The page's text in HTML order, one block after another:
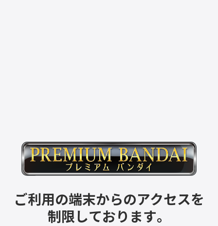
ご利用の端末からのアクセスを
制限しております。